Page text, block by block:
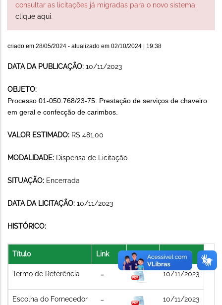
consultar as licitações já migradas para o novo sistema,
clique aqui.
criado em 28/05/2024 - atualizado em 02/10/2024 | 19:38
DATA DA PUBLICAÇÃO: 10/11/2023
OBJETO:
Processo 01-050.768/23-75: Prestação de serviços de chaveiro
em geral e confecção de carimbos.
VALOR ESTIMADO: R$ 481,00
MODALIDADE: Dispensa de Licitação
SITUAÇÃO: Encerrada
DATA DA LICITAÇÃO: 10/11/2023
HISTÓRICO:
Título Link Arquivo Data
Termo de Referência 10/11/2023
Escolha do Fornecedor 10/11/2023